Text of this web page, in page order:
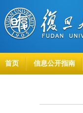
首页 信息公开指南